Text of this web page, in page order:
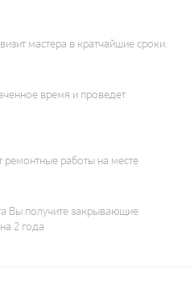
мастера в кратчайшие сроки.
время и проведет
ремонтные работы на месте
Вы получите закрывающие
2 года